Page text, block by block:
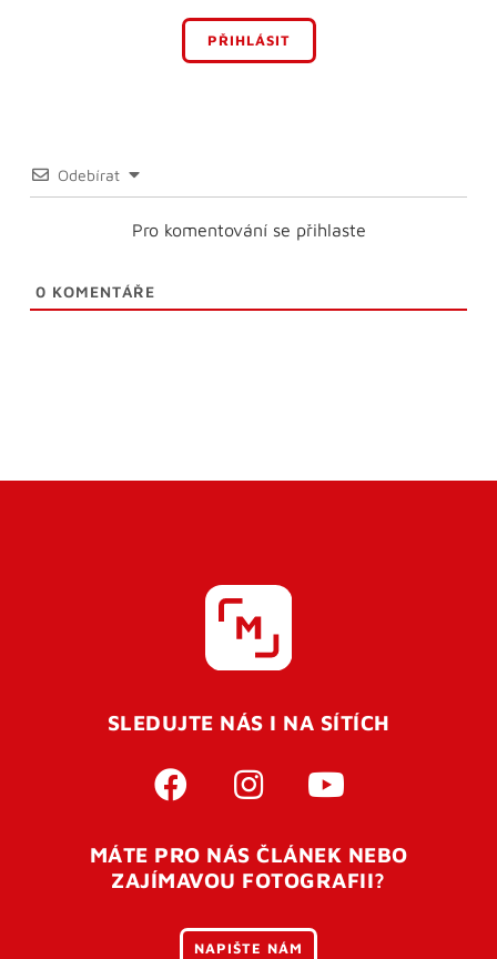
PŘIHLÁSIT
Odebírat
Pro komentování se přihlaste
0 KOMENTÁŘE
SLEDUJTE NÁS I NA SÍTÍCH
MÁTE PRO NÁS ČLÁNEK NEBO
ZAJÍMAVOU FOTOGRAFII?
NAPIŠTE NÁM